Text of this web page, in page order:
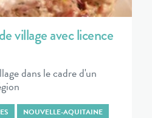
village avec licence
dans le cadre d'un
NOUVELLE-AQUITAINE